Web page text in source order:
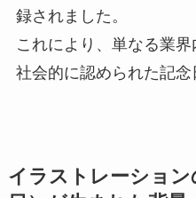
録されました。
これにより、単なる業界
社会的に認められた記念
イラストレーション